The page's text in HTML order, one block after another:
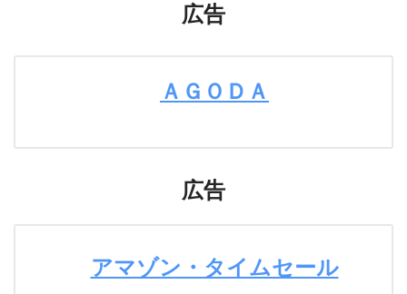
広告
ＡＧＯＤＡ
広告
アマゾン・タイムセール